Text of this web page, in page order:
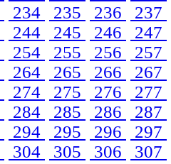
234 235 236
237
244 245 246
247
254 255 256
257
264 265 266
267
274 275 276
277
284 285 286
287
294 295 296
297
304 305 306
307